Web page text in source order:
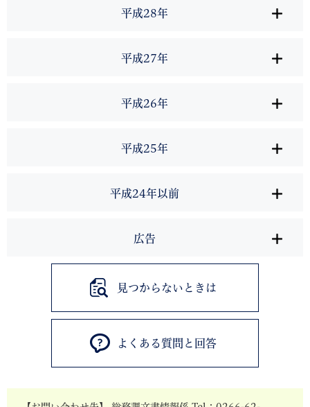
平成28年
平成27年
平成26年
平成25年
平成24年以前
広告
見つからないときは
よくある質問と回答